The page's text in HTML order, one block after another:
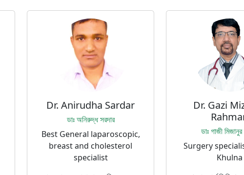
Dr. Anirudha Sardar
ডাঃ অনিরুদ্ধ সরদার
Best General laparoscopic,
breast and cholesterol
specialist
Dr. Gazi
ডাঃ গাজী
Surgery
Khulna